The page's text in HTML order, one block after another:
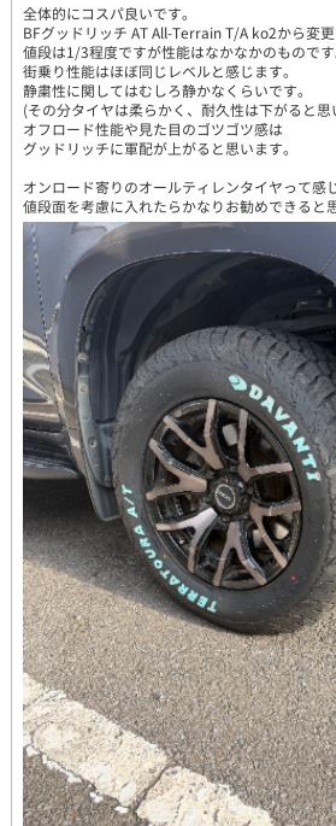
全体的にコスパ良いです。
BFグッドリッチ AT All-Terrain T/A ko2から変更
値段は1/3程度ですが性能はなかなかのものです
街乗り性能はほぼ同じレベルと感じます。
静粛性に関してはむしろ静かなくらいです。
(その分タイヤは柔らかく、耐久性は下がると思
オフロード性能や見た目のゴツゴツ感は
グッドリッチに軍配が上がると思います。
オンロード寄りのオールティレンタイヤって感
値段面を考慮に入れたらかなりお勧めできると